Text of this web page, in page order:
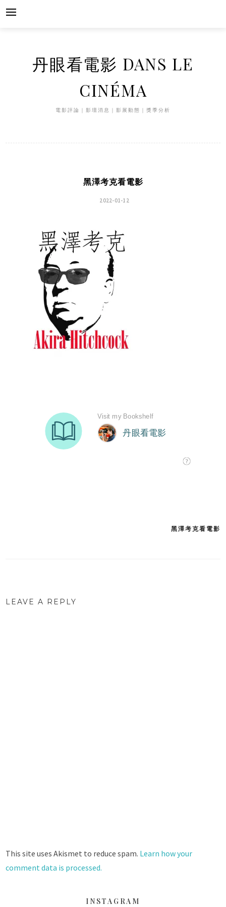
Skip
丹眼看電影 DANS LE
CINÉMA
電影評論｜影壇消息｜影展動態｜獎季分析
黑澤考克看電影
2022-01-12
黑澤考克看電影
LEAVE A REPLY
This site uses Akismet to reduce spam. Learn how your
comment data is processed.
INSTAGRAM